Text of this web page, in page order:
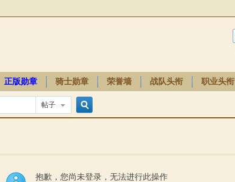
正版勋章 骑士勋章 荣誉墙 战队头衔 职业头衔
帖子
索
抱歉，您尚未登录，无法进行此操作